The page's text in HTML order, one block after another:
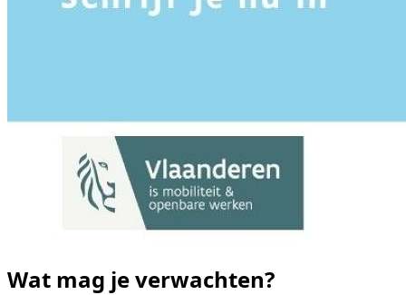
Wat mag je verwachten?